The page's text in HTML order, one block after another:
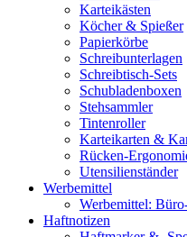
Karteikästen
Köcher & Spießer
Papierkörbe
Schreibunterlagen
Schreibtisch-Sets
Schubladenboxen
Stehsammler
Tintenroller
Karteikarten &
Rücken-
Utensilienständer
Werbemittel
Werbemittel:
Haftnotizen